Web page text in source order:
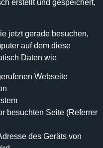
erstellt und gespeichert,
jetzt gerade besuchen,
auf dem diese
Daten wie
Webseite
besuchten Seite (Referrer
des Geräts von